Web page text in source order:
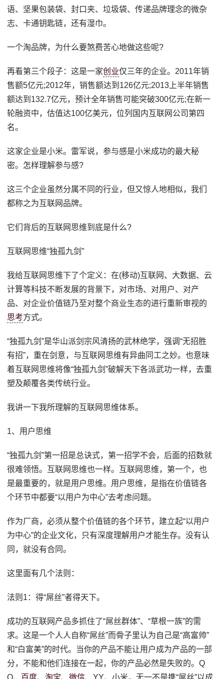
语、坚果包装袋、封口夹、垃圾袋、传递品牌理念的微杂
志、卡通钥匙链，还有湿巾。
一个淘品牌，为什么要煞费苦心地做这些呢?
再看第三个段子：这是一家创业仅三年的企业。2011年销
售额5亿元;2012年，销售额达到126亿元;2013上半年销售
额达到132.7亿元，预计全年销售可能突破300亿元;在新一
轮融资中，估值达100亿美元，位列国内互联网公司第四
名。
这家企业是小米。雷军说，参与感是小米成功的最大秘
密。怎样理解参与感?
这三个企业虽然分属不同的行业，但又惊人地相似，我们
都称之为互联网品牌。
它们背后的互联网思维到底是什么?
互联网思维“独孤九剑”
我给互联网思维下了个定义：在(移动)互联网、大数据、云
计算等科技不断发展的背景下，对市场、对用户、对产
品、对企业价值链乃至对整个商业生态的进行重新审视的
思考方式。
“独孤九剑”是华山派剑宗风清扬的武林绝学，强调“无招胜
有招”，重在剑意，与互联网思维有异曲同工之妙。也意味
着互联网思维将像“独孤九剑”破解天下各派武功一样，去重
塑及颠覆各类传统行业。
我讲一下我所理解的互联网思维体系。
1、用户思维
“独孤九剑”第一招是总诀式，第一招学不会，后面的招数就
很难领悟。互联网思维也一样。互联网思维，第一个，也
是最重要的，就是用户思维。用户思维，是指在价值链各
个环节中都要“以用户为中心”去考虑问题。
作为厂商，必须从整个价值链的各个环节，建立起“以用户
为中心”的企业文化，只有深度理解用户才能生存。没有认
同，就没有合同。
这里面有几个法则：
法则1：得“屌丝”者得天下。
成功的互联网产品多抓住了“屌丝群体”、“草根一族”的需
求。这是一个人人自称“屌丝”而骨子里认为自己是“高富帅”
和“白富美”的时代。当你的产品不能让用户成为产品的一部
分，不能和他们连接在一起，你的产品必然是失败的。Q
Q、 百度、淘宝、微信、YY、小米，无一不是携“屌丝”以成